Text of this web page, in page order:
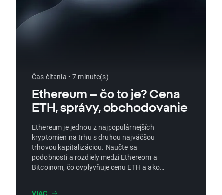
Čas čítania • 7 minute(s)
Ethereum – čo to je? Cena
ETH, správy, obchodovanie
Ethereum je jednou z najpopulárnejších
kryptomien na trhu s druhou najväčšou
trhovou kapitalizáciou. Naučte sa
podobnosti a rozdiely medzi Ethereom a
Bitcoinom, čo ovplyvňuje cenu ETH a ako
VIAC